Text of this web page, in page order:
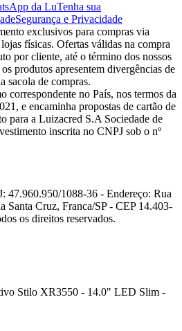
da LuTenha sua
Segurança e Privacidade
exclusivos para compras via
físicas. Ofertas válidas na compra
por cliente, até o término dos nossos
produtos apresentem divergências de
sacola de compras.
correspondente no País, nos termos da
e encaminha propostas de cartão de
para a Luizacred S.A Sociedade de
inscrita no CNPJ sob o nº
47.960.950/1088-36 - Endereço: Rua
Cruz, Franca/SP - CEP 14.403-
os direitos reservados.
Stilo XR3550 - 14.0" LED Slim -